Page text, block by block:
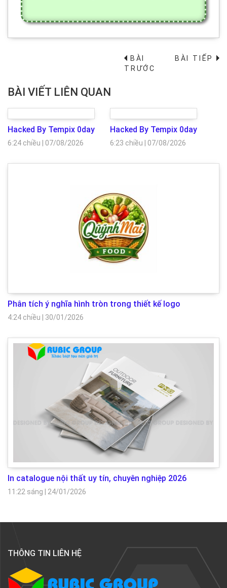
BÀI
TRƯỚC
BÀI TIẾP→
BÀI VIẾT LIÊN QUAN
Hacked By Tempix 0day
6:24 chiều 07/08/2026
Hacked By Tempix 0day
6:23 chiều 07/08/2026
Phân tích ý nghĩa hình tròn trong thiết kế logo
4:24 chiều 30/01/2026
In catalogue nội thất uy tín, chuyên nghiệp 2026
11:22 sáng 24/01/2026
THÔNG TIN LIÊN HỆ